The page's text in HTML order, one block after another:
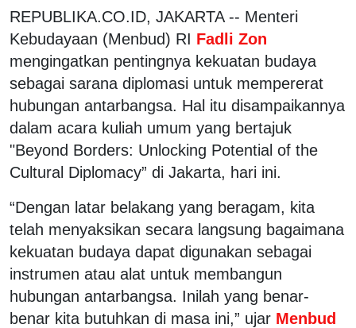
REPUBLIKA.CO.ID, JAKARTA -- Menteri
Kebudayaan (Menbud) RI Fadli Zon
mengingatkan pentingnya kekuatan budaya
sebagai sarana diplomasi untuk mempererat
hubungan antarbangsa. Hal itu disampaikannya
dalam acara kuliah umum yang bertajuk
"Beyond Borders: Unlocking Potential of the
Cultural Diplomacy” di Jakarta, hari ini.
“Dengan latar belakang yang beragam, kita
telah menyaksikan secara langsung bagaimana
kekuatan budaya dapat digunakan sebagai
instrumen atau alat untuk membangun
hubungan antarbangsa. Inilah yang benar-
benar kita butuhkan di masa ini,” ujar Menbud